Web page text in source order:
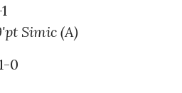
Simic (A)
0